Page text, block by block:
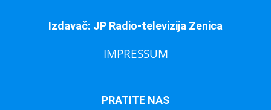
Izdavač: JP Radio-televizija Zenica
IMPRESSUM
PRATITE NAS